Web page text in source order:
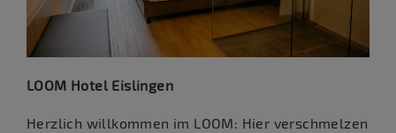
LOOM Hotel Eislingen
Herzlich willkommen im LOOM: Hier verschmelzen